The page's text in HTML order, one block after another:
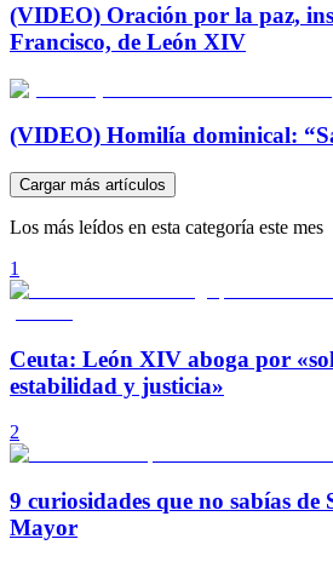
(VIDEO) Oración por la paz,
Francisco, de León XIV
(VIDEO) Homilía dominical:
Cargar más artículos
Los más leídos en esta categoría este mes
1
Ceuta: León XIV aboga por
estabilidad y justicia»
2
9 curiosidades que no sabías
Mayor